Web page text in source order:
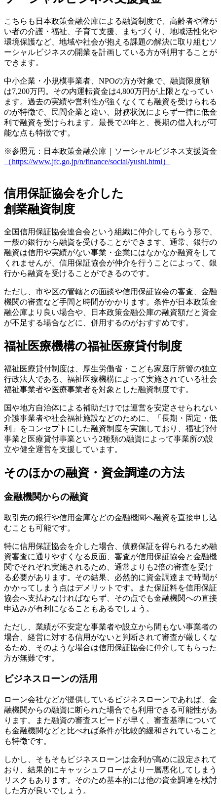
こちらも日本政策金融公庫による融資制度で、高齢者や障が
い者の介護・福祉、子育て支援、まちづくり、地域活性化や
環境保護など、 地域や社会が抱える課題の解決に取り組むソ
ーシャルビジネスの開業を計画している方が利用することが
できます。
中小企業・小規模事業者、NPOの方が対象で、融資限度額
は7,200万円。その内運転資金は4,800万円が上限となってい
ます。過去の実績や営利性が強くなくても融資を受けられる
のが特徴で、民間企業と違い、財務状況によらず一律に低金
利で融資を受けられます。最長で20年と、長期の借入れが可
能な点も特徴です。
※参照元：日本政策金融公庫｜ソーシャルビジネス支援資金
（https://www.jfc.go.jp/n/finance/social/yushi.html）
信用保証協会を介した
創業融資制度
全国信用保証協会連合会という組織に仲介してもらう形で、
一般の銀行から融資を受けることができます。 通常、銀行の
融資は信用や実績がない事業・企業にはなかなか融資をして
くれませんが、信用保証協会が仲介を行うことによって、銀
行から融資を受けることができるのです。
ただし、市や区の管轄との面談や信用保証協会の審査、金融
機関の審査など手間と時間がかかります。条件が日本政策金
融公庫より良い場合や、日本政策金融公庫の融資額だと資金
が不足する場合などに、併用するのがおすすめです。
福祉医療機構の福祉医療貸付制度
福祉医療貸付制度は、厚生労働省・こども家庭庁所管の独立
行政法人である、福祉医療機構によって実施されている社会
福祉事業者や医療事業者を対象とした融資制度です。
国や地方自治体による補助だけでは運営を安定させられない
介護事業者や社会福祉施設などのために、
「長期・固定・低
利」をコンセプトにした融資制度を実施しており、福祉貸付
事業と医療貸付事業という2種類の融資によって事業所の設
立や健全運営を支援しています。
そのほかの融資・資金調達の方法
金融機関からの融資
取引先の銀行や信用金庫などの金融機関へ融資を直接申し込
むことも可能です。
特に信用保証協会を介した場合、債務保証を得られるため融
資審査に通りやすくなる反面、審査が信用保証協会と金融機
関でそれぞれ実施されるため、通常よりも2倍の審査を受け
る必要があります。その結果、必然的に資金調達まで時間が
かかってしまう点はデメリットです。また保証料を信用保証
協会へ支払わなければならず、その点でも金融機関への直接
申込みが有利になることもあるでしょう。
ただし、業績が不安定な事業者や設立から間もない事業者の
場合、経営に対する信用がないと判断されて審査が厳しくな
るため、そのような場合は信用保証協会に仲介してもらった
方が無難です。
ビジネスローンの活用
ローン会社などが提供しているビジネスローンであれば、金
融機関からの融資に断られた場合でも利用できる可能性があ
ります。また融資の審査スピードが早く、審査基準について
も金融機関などと比べれば条件が比較的緩和されていること
も特徴です。
しかし、 そもそもビジネスローンは金利が高めに設定されて
おり、結果的にキャッシュフローがより一層悪化してしまう
リスクもあります。そのため基本的には他の資金調達を検討
した方が良いでしょう。